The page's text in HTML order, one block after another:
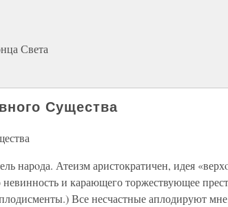
Света
Существа
нарoда. Атеизм аристократичен, идея
и карающего торжествующее
Все несчастные аплодируют